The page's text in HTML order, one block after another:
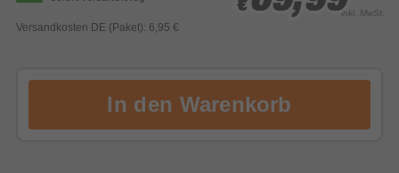
Versandkosten DE (Paket): 6,95 €
€
€
€ inkl. MwSt.